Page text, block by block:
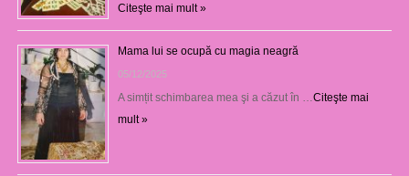
Citeşte mai mult »
Mama lui se ocupă cu magia neagră
05/12/2025
A simțit schimbarea mea şi a căzut în … Citeşte mai
mult »